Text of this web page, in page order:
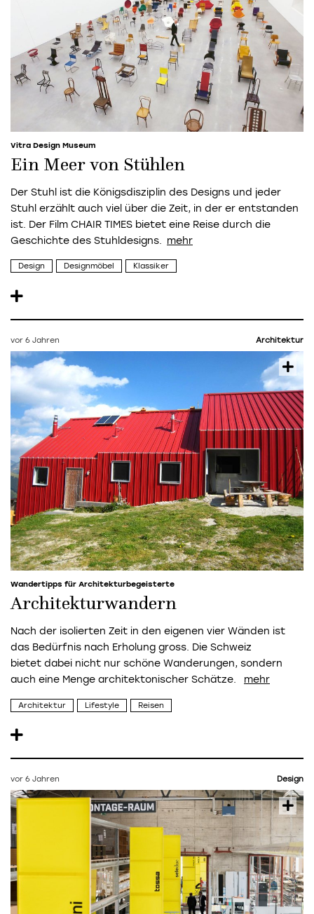
Vitra Design Museum
Ein Meer von Stühlen
Der Stuhl ist die Königsdisziplin des Designs und jeder
Stuhl erzählt auch viel über die Zeit, in der er entstanden
ist. Der Film CHAIR TIMES bietet eine Reise durch die
Geschichte des Stuhldesigns.
Design Designmöbel Klassiker
vor 6 Jahren Architektur
Wandertipps für Architekturbegeisterte
Architekturwandern
Nach der isolierten Zeit in den eigenen vier Wänden ist
das Bedürfnis nach Erholung gross. Die Schweiz
bietet dabei nicht nur schöne Wanderungen, sondern
auch eine Menge architektonischer Schätze.
Architektur Lifestyle Reisen
vor 6 Jahren Design